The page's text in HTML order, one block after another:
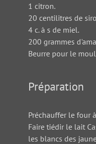
1 citron.
20 centilitres de
4 c. à s de miel.
200 grammes
Beurre pour le
Préparation
Préchauffer le four
Faire tiédir le lait
les blancs des